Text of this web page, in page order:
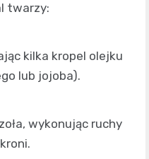
twarzy:
kilka kropel olejku
lub jojoba).
wykonując ruchy